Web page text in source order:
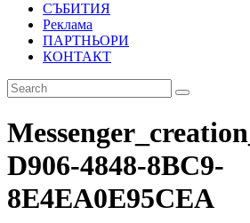
СЪБИТИЯ
Реклама
ПАРТНЬОРИ
КОНТАКТ
D906-4848-8BC9-
8E4EA0E95CEA